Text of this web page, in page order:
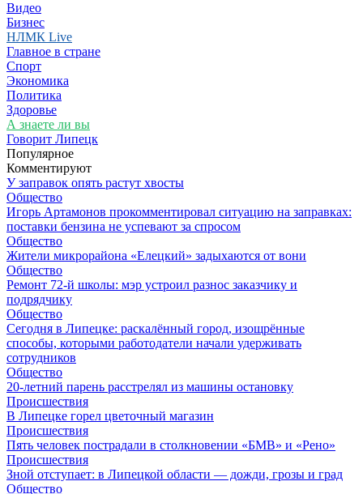
Видео
Бизнес
НЛМК Live
Главное в стране
Спорт
Экономика
Политика
Здоровье
А знаете ли вы
Говорит Липецк
Популярное
Комментируют
У заправок опять растут хвосты
Общество
Игорь Артамонов прокомментировал ситуацию на заправках:
поставки бензина не успевают за спросом
Общество
Жители микрорайона «Елецкий» задыхаются от вони
Общество
Ремонт 72‑й школы: мэр устроил разнос заказчику и
подрядчику
Общество
Сегодня в Липецке: раскалённый город, изощрённые
способы, которыми работодатели начали удерживать
сотрудников
Общество
20-летний парень расстрелял из машины остановку
Происшествия
В Липецке горел цветочный магазин
Происшествия
Пять человек пострадали в столкновении «БМВ» и «Рено»
Происшествия
Зной отступает: в Липецкой области — дожди, грозы и град
Общество